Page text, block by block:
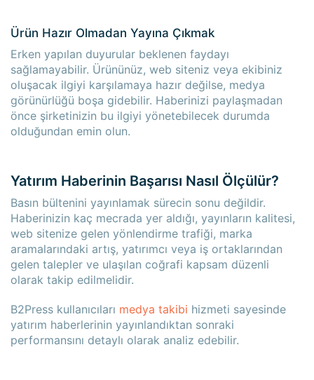
Ürün Hazır Olmadan Yayına Çıkmak
Erken yapılan duyurular beklenen faydayı
sağlamayabilir. Ürününüz, web siteniz veya ekibiniz
oluşacak ilgiyi karşılamaya hazır değilse, medya
görünürlüğü boşa gidebilir. Haberinizi paylaşmadan
önce şirketinizin bu ilgiyi yönetebilecek durumda
olduğundan emin olun.
Yatırım Haberinin Başarısı Nasıl Ölçülür?
Basın bültenini yayınlamak sürecin sonu değildir.
Haberinizin kaç mecrada yer aldığı, yayınların kalitesi,
web sitenize gelen yönlendirme trafiği, marka
aramalarındaki artış, yatırımcı veya iş ortaklarından
gelen talepler ve ulaşılan coğrafi kapsam düzenli
olarak takip edilmelidir.
B2Press kullanıcıları medya takibi hizmeti sayesinde
yatırım haberlerinin yayınlandıktan sonraki
performansını detaylı olarak analiz edebilir.